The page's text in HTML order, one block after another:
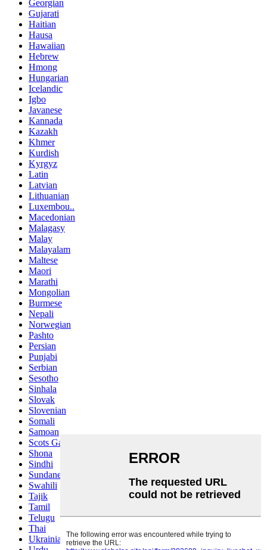
Georgian
Gujarati
Haitian
Hausa
Hawaiian
Hebrew
Hmong
Hungarian
Icelandic
Igbo
Javanese
Kannada
Kazakh
Khmer
Kurdish
Kyrgyz
Latin
Latvian
Lithuanian
Luxembou..
Macedonian
Malagasy
Malay
Malayalam
Maltese
Maori
Marathi
Mongolian
Burmese
Nepali
Norwegian
Pashto
Persian
Punjabi
Serbian
Sesotho
Sinhala
Slovak
Slovenian
Somali
Samoan
Scots Gaelic
Shona
Sindhi
Sundanese
Swahili
Tajik
Tamil
Telugu
Thai
Ukrainian